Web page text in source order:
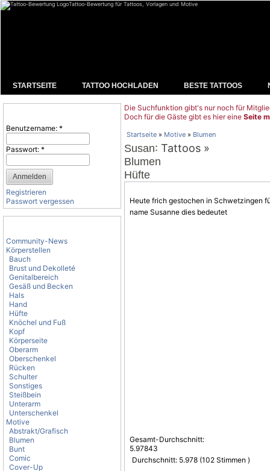
Tattoo-Bewertung für Tattoos, Vorlagen und Motive
STARTSEITE TATTOO HOCHLADEN BESTE TATTOOS
Benutzername: *
Passwort: *
Registrieren
Passwort vergessen
Community-News
Körperstellen
Bauch
Brust und Dekolleté
Genitalbereich
Gesäß und Becken
Hals
Hand
Hüfte
Knöchel und Fuß
Kopf
Körperseite
Oberarm
Oberschenkel
Rücken
Schulter
Sonstiges
Steißbein
Unterarm
Unterschenkel
Motive
Abstrakt/Grafisch
Blumen
Bunt
Comic
Cover-Up
Die Suchfunktion gibt's nur noch für
Doch für die Gäste gibt es hier eine Seite
Startseite » Motive » Blumen
Susan: Tattoos »
Blumen
Hüfte
Heute frich gestochen in Schwetzingen
name Susanne dies bedeutet
Gesamt-Durchschnitt:
5.97843
Durchschnitt: 5.978 (102 Stimmen )